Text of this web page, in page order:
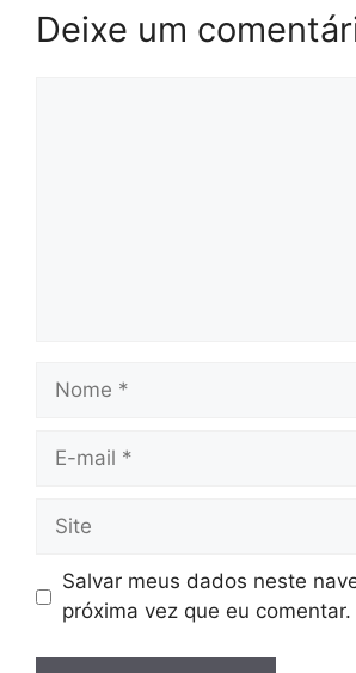
Deixe um
Nome
Site
Salvar meus dados neste
próxima vez que eu comentar.